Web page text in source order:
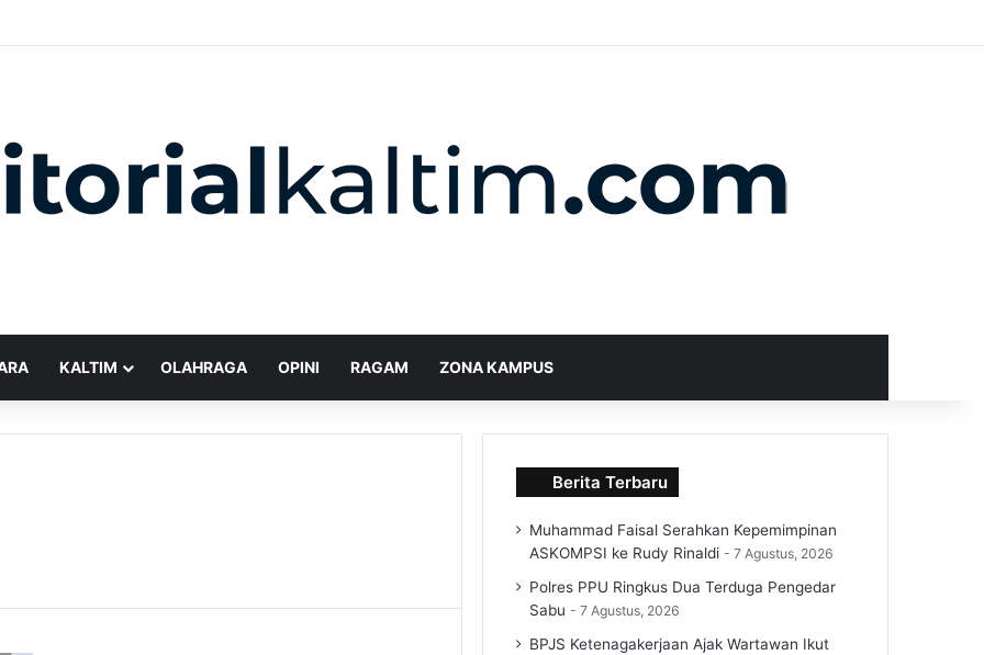
KALTIM OLAHRAGA OPINI RAGAM ZONA KAMPUS
Berita Terbaru
Muhammad Faisal Serahkan Kepemimpinan
ASKOMPSI ke Rudy Rinaldi
7 Agustus, 2026
Polres PPU Ringkus Dua Terduga Pengedar
Sabu
7 Agustus, 2026
BPJS Ketenagakerjaan Ajak Wartawan Ikut